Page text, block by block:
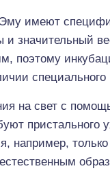
имеют
и значительный
поэтому
специального
на свет с
пристального
например, только